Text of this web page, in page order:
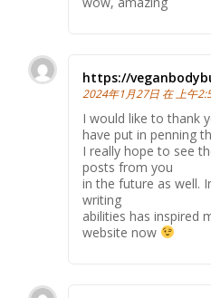
https://
2024年1月27日 在 上午
I would like to thank
have put in penning
I really hope to see
posts from you
in the future as well.
writing
abilities has inspired
website now